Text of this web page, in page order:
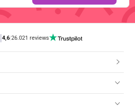
4,6|26.021 reviews